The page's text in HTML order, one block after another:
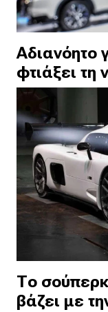
Αδιανόητο
φτιάξει
Το
βάζει με